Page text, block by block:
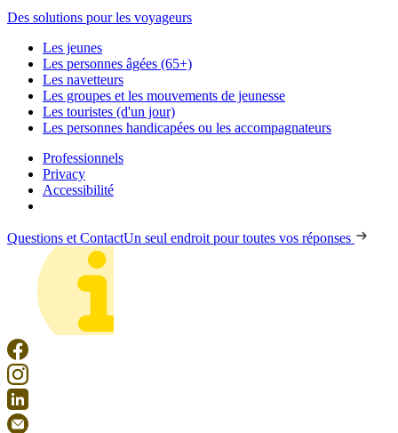
Des solutions pour les voyageurs
Les jeunes
Les personnes âgées (65+)
Les navetteurs
Les groupes et les mouvements de jeunesse
Les touristes (d'un jour)
Les personnes handicapées ou les accompagnateurs
Professionnels
Privacy
Accessibilité
Questions et ContactUn seul endroit pour toutes vos réponses